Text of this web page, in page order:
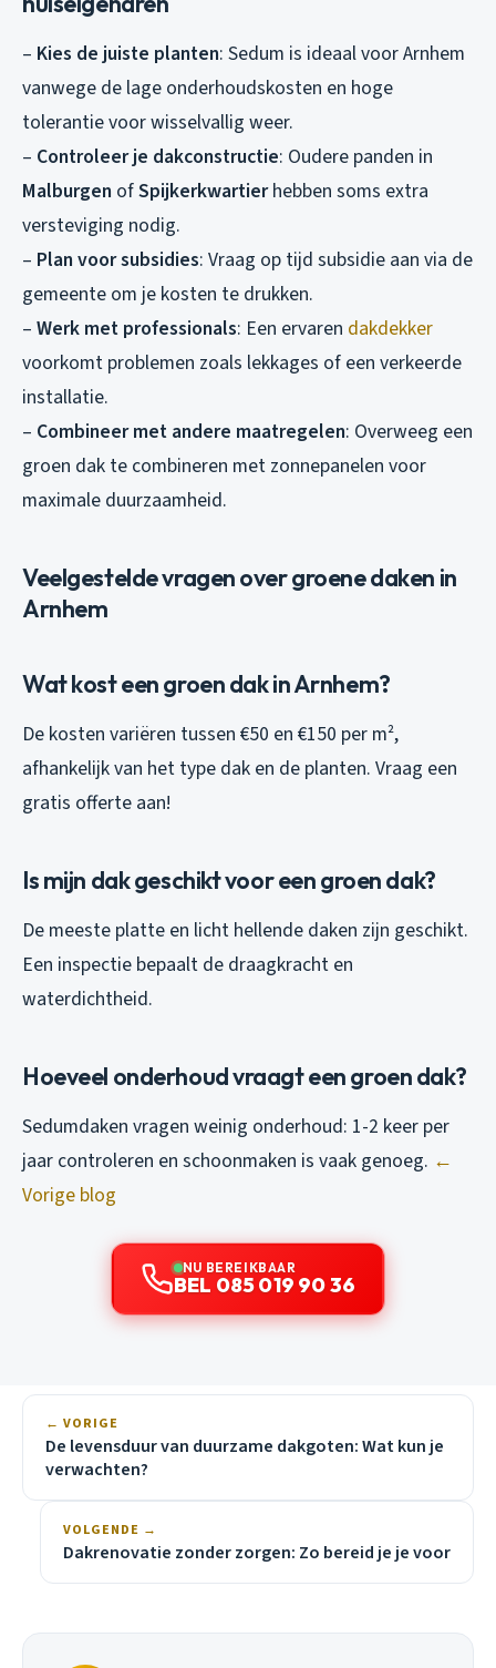
– Kies de juiste planten: Sedum is ideaal voor Arnhem
vanwege de lage onderhoudskosten en hoge
tolerantie voor wisselvallig weer.
– Controleer je dakconstructie: Oudere panden in
Malburgen ofSpijkerkwartierhebben soms extra
versteviging nodig.
– Plan voor subsidies: Vraag op tijd subsidie aan via de
gemeente om je kosten te drukken.
– Werk met professionals: Een ervaren dakdekker
voorkomt problemen zoals lekkages of een verkeerde
installatie.
– Combineer met andere maatregelen: Overweeg een
groen dak te combineren met zonnepanelen voor
maximale duurzaamheid.
Veelgestelde vragen over groene daken in
Arnhem
Wat kost een groen dak in Arnhem?
De kosten variëren tussen €50 en €150 per m²,
afhankelijk van het type dak en de planten. Vraag een
gratis offerte aan!
Is mijn dak geschikt voor een groen dak?
De meeste platte en licht hellende daken zijn geschikt.
Een inspectie bepaalt de draagkracht en
waterdichtheid.
Hoeveel onderhoud vraagt een groen dak?
Sedumdaken vragen weinig onderhoud: 1-2 keer per
jaar controleren en schoonmaken is vaak genoeg. ←
Vorige blog
NU BEREIKBAAR
BEL 085 019 90 36
← VORIGE
De levensduur van duurzame dakgoten: Wat kun je
verwachten?
VOLGENDE →
Dakrenovatie zonder zorgen: Zo bereid je je voor